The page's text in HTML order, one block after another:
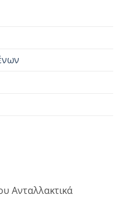
Ανταλλακτικά